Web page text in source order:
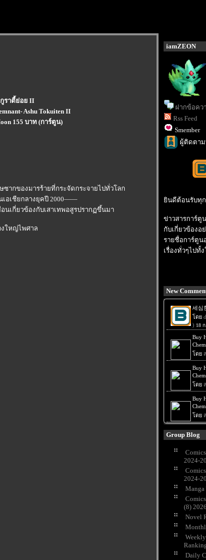
กูราตี้ย่อย II
Ashu Tokuiten II
155 บาท (การ์ตูน)
ซากของมารร้ายที่กระจัดกระจายไปทั่วโลก
เอเชียกลางยุคปี 2000——
เกี่ยวข้องกับเสาเทพอสูรปรากฏขึ้นมา
ใหญ่ไพศาล
iamZEON
ฝากข้อคว
Rss Feed
Smember
ผู้ติดตาม
นดีต้อนรับทุก
ข่าวสารการ์ตู
กับเกี่ยวข้องอ
รายชื่อการ์ตูน
เรื่องทั่วๆไปทั้
New
Group Blog
2024-
2024-
(8)
Novel
Daily